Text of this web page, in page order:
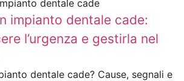
impianto dentale cade:
l’urgenza e gestirla nel
dentale cade? Cause, segnali e